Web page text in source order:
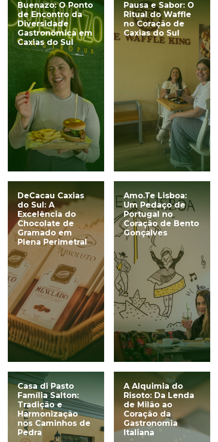
Buenazo: O Ponto
de Encontro da
Diversidade
Gastronômica em
Caxias do Sul
Pausa e Sabor: O
Ritual do Waffle
no Coração de
Caxias do Sul
DeCacau Caxias
do Sul: A
Excelência do
Chocolate de
Gramado em
Plena Perimetral
Amo.Te Lisboa:
Um Pedaço de
Portugal no
Coração de Bento
Gonçalves
Casa di Pasto
Família Salton:
Tradição e
Harmonização
nos Caminhos de
Pedra
A Alquimia do
Risoto: Da Lenda
de Milão ao
Coração da
Gastronomia
Italiana